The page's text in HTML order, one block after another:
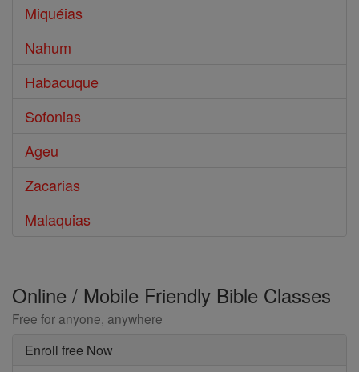
Miquéias
Nahum
Habacuque
Sofonias
Ageu
Zacarias
Malaquias
Online / Mobile Friendly Bible Classes
Free for anyone, anywhere
Enroll free Now